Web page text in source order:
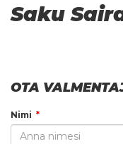
Saku
OTA
Nimi